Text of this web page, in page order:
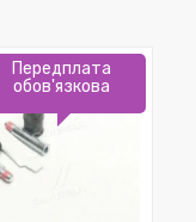
Передплата
обов'язкова